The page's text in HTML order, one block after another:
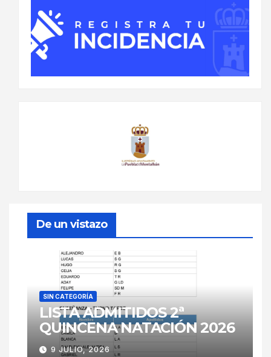
De un vistazo
SIN CATEGORÍA
LISTA ADMITIDOS 2ª
QUINCENA NATACIÓN 2026
9 JULIO, 2026